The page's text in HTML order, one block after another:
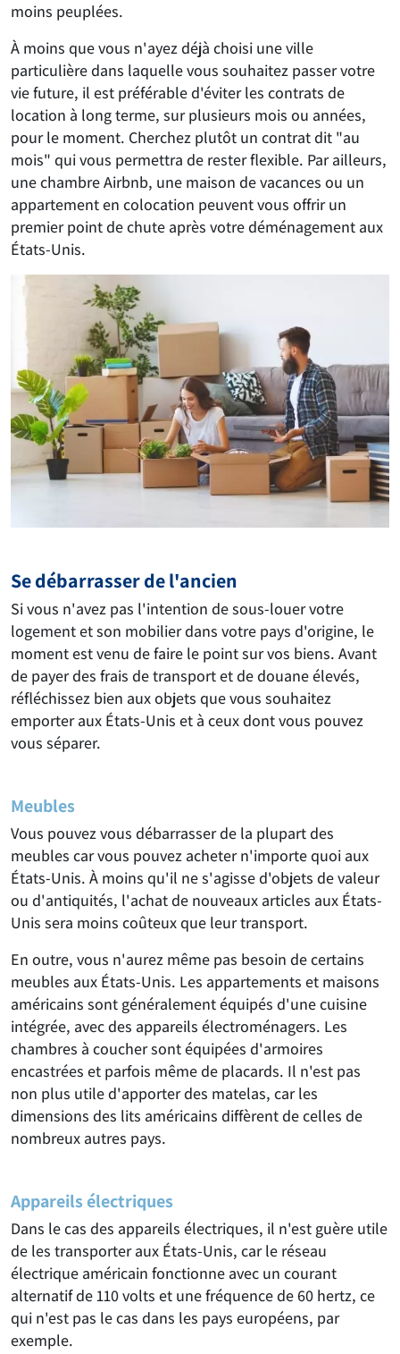
moins peuplées.
À moins que vous n'ayez déjà choisi une ville
particulière dans laquelle vous souhaitez passer votre
vie future, il est préférable d'éviter les contrats de
location à long terme, sur plusieurs mois ou années,
pour le moment. Cherchez plutôt un contrat dit "au
mois" qui vous permettra de rester flexible. Par ailleurs,
une chambre Airbnb, une maison de vacances ou un
appartement en colocation peuvent vous offrir un
premier point de chute après votre déménagement aux
États-Unis.
Se débarrasser de l'ancien
Si vous n'avez pas l'intention de sous-louer votre
logement et son mobilier dans votre pays d'origine, le
moment est venu de faire le point sur vos biens. Avant
de payer des frais de transport et de douane élevés,
réfléchissez bien aux objets que vous souhaitez
emporter aux États-Unis et à ceux dont vous pouvez
vous séparer.
Meubles
Vous pouvez vous débarrasser de la plupart des
meubles car vous pouvez acheter n'importe quoi aux
États-Unis. À moins qu'il ne s'agisse d'objets de valeur
ou d'antiquités, l'achat de nouveaux articles aux États-
Unis sera moins coûteux que leur transport.
En outre, vous n'aurez même pas besoin de certains
meubles aux États-Unis. Les appartements et maisons
américains sont généralement équipés d'une cuisine
intégrée, avec des appareils électroménagers. Les
chambres à coucher sont équipées d'armoires
encastrées et parfois même de placards. Il n'est pas
non plus utile d'apporter des matelas, car les
dimensions des lits américains diffèrent de celles de
nombreux autres pays.
Appareils électriques
Dans le cas des appareils électriques, il n'est guère utile
de les transporter aux États-Unis, car le réseau
électrique américain fonctionne avec un courant
alternatif de 110 volts et une fréquence de 60 hertz, ce
qui n'est pas le cas dans les pays européens, par
exemple.